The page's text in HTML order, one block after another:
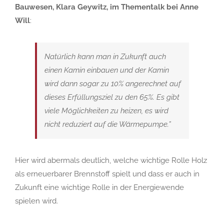
Bauwesen, Klara Geywitz, im Thementalk bei Anne
Will:
Natürlich kann man in Zukunft auch
einen Kamin einbauen und der Kamin
wird dann sogar zu 10% angerechnet auf
dieses Erfüllungsziel zu den 65%. Es gibt
viele Möglichkeiten zu heizen, es wird
nicht reduziert auf die Wärmepumpe.”
Hier wird abermals deutlich, welche wichtige Rolle Holz
als erneuerbarer Brennstoff spielt und dass er auch in
Zukunft eine wichtige Rolle in der Energiewende
spielen wird.